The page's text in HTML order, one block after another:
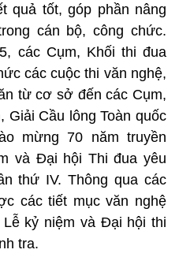
quả tốt, góp phần nâng
cán bộ, công chức.
các Cụm, Khối thi đua
các cuộc thi văn nghệ,
từ cơ sở đến các Cụm,
Giải Cầu lông Toàn quốc
mừng 70 năm truyền
và Đại hội Thi đua yêu
thứ IV. Thông qua các
các tiết mục văn nghệ
kỷ niệm và Đại hội thi
tra.